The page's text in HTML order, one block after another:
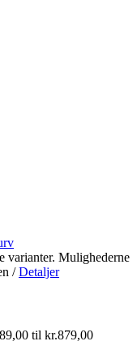
varianter. Mulighederne
/ Detaljer
til kr.879,00